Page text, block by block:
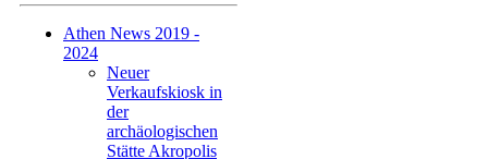
Athen News 2019 -
2024
Neuer
Verkaufskiosk in
der
archäologischen
Stätte Akropolis